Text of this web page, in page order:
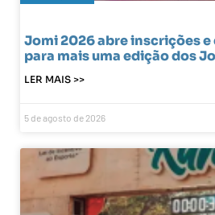
Jomi 2026 abre inscrições
para mais uma edição dos
LER MAIS >>
5 de agosto de 2026